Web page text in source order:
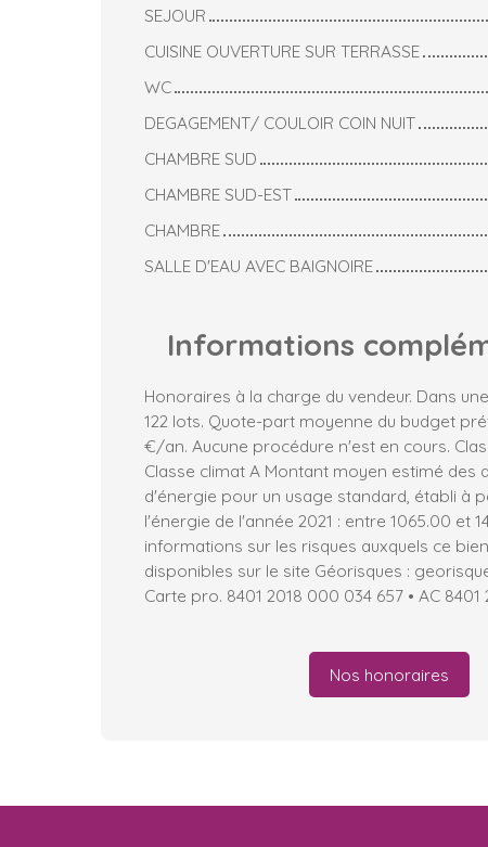
SEJOUR
CUISINE OUVERTURE SUR TERRASSE
WC
DEGAGEMENT/ COULOIR COIN NUIT
CHAMBRE SUD
CHAMBRE SUD-EST
CHAMBRE
SALLE D'EAU AVEC BAIGNOIRE
Informations
Honoraires à la charge du vendeur. Dans
122 lots. Quote-part moyenne du budget
€/an. Aucune procédure n'est en cours.
Classe climat A Montant moyen estimé des
d'énergie pour un usage standard, établi à
l'énergie de l'année 2021 : entre 1065.00 et
informations sur les risques auxquels ce
disponibles sur le site Géorisques :
Carte pro. 8401 2018 000 034 657 • AC
Nos honoraires